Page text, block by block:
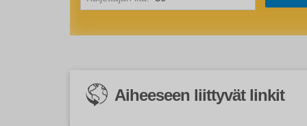
Aiheeseen liittyvät linkit